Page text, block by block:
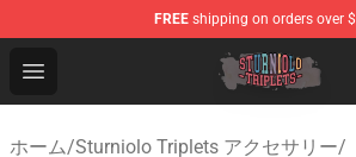
FREE shipping on orders over
Open menu
Sturniolo Triplets Shop - Official
ホーム/Sturniolo Triplets アクセサリー/